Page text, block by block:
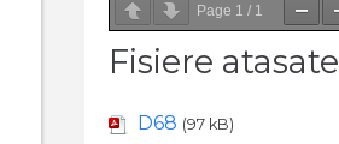
Page 1 / 1
Fisiere atasate
D68 (97 kB)